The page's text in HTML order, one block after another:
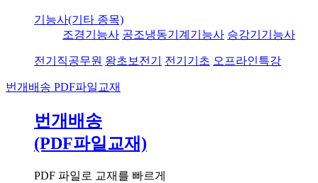
기능사(기타 종목)
조경기능사 공조냉동기계기능사 승강기기능사
전기직공무원 왕초보전기 전기기초 오프라인특강
번개배송 PDF파일교재
번개배송
(PDF파일교재)
PDF 파일로 교재를 빠르게